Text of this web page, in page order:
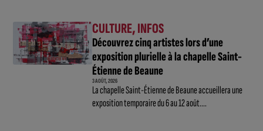
CULTURE,INFOS
Découvrez cinq artistes lors d’une
exposition plurielle à la chapelle Saint-
Étienne de Beaune
3 AOÛT, 2026
La chapelle Saint-Étienne de Beaune accueillera une
exposition temporaire du 6 au 12 août....